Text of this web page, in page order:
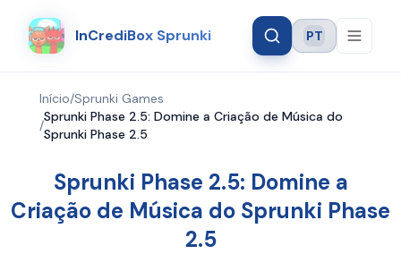
InCrediBox Sprunki Language
PT
Início/Sprunki Games
/
Sprunki Phase 2.5: Domine a Criação de Música do
Sprunki Phase 2.5
Sprunki Phase 2.5: Domine a
Criação de Música do Sprunki Phase
2.5